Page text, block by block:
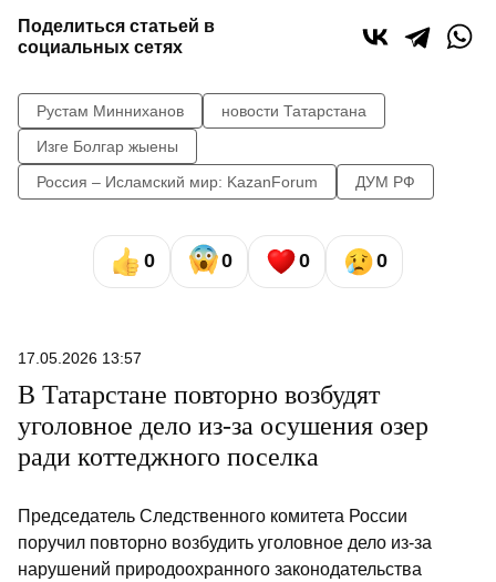
Поделиться статьей в
социальных сетях
Рустам Минниханов
новости Татарстана
Изге Болгар жыены
Россия – Исламский мир: KazanForum
ДУМ РФ
0 0 0 0
17.05.2026 13:57
В Татарстане повторно возбудят
уголовное дело из-за осушения озер
ради коттеджного поселка
Председатель Следственного комитета России
поручил повторно возбудить уголовное дело из-за
нарушений природоохранного законодательства